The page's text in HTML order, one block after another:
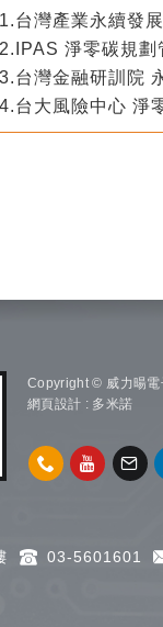
1.台灣產業永續發
2.IPAS 淨零碳規劃
3.台灣金融研訓院
4.台大風險中心 淨
03-5601601
Copyright © 威力暘
網頁設計 : 多米諾